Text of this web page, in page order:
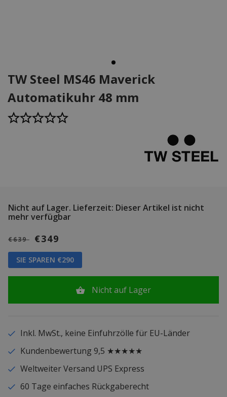
TW Steel MS46 Maverick
Automatikuhr 48 mm
Nicht auf Lager. Lieferzeit: Dieser Artikel ist nicht
mehr verfügbar
€639 €349
SIE SPAREN €290
Nicht auf Lager
Inkl. MwSt., keine Einfuhrzölle für EU-Länder
Kundenbewertung 9,5 ★★★★★
Weltweiter Versand UPS Express
60 Tage einfaches Rückgaberecht